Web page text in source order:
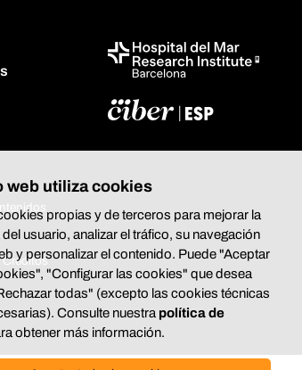
Créditos
web utiliza cookies
propias y de terceros para mejorar la
usuario, analizar el tráfico, su navegación
y personalizar el contenido. Puede "Aceptar
"Configurar las cookies" que desea
todas" (excepto las cookies técnicas
Consulte nuestra política de
obtener más información.